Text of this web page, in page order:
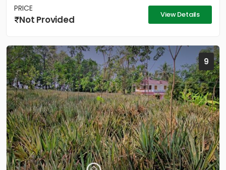
PRICE
Not Provided View Details
9